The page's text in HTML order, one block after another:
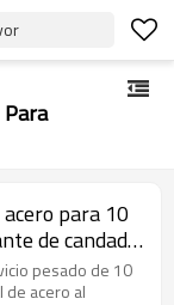
para 10
de candado
pesado de 10
de acero al